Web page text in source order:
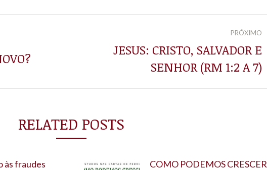
PRÓXIMO
PróximoJESUS: CRISTO, SALVADOR E
SENHOR (RM 1:2 A 7)
RELATED POSTS
às fraudes
COMO PODEMOS CRESCER